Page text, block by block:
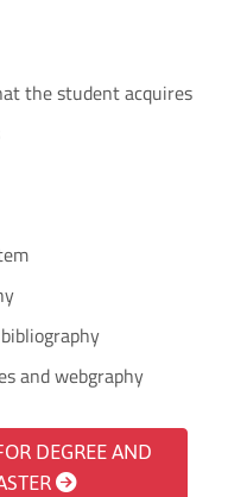
the student acquires
and webgraphy
DEGREE AND